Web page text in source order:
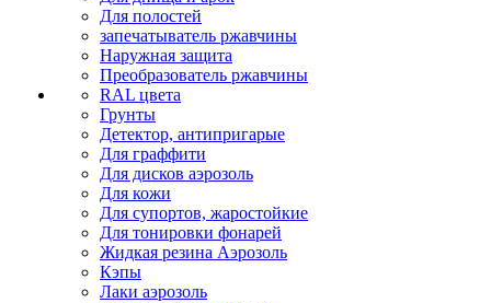
Для полостей
запечатыватель ржавчины
Наружная защита
Преобразователь ржавчины
RAL цвета
Грунты
Детектор, антипригарые
Для граффити
Для дисков аэрозоль
Для кожи
Для супортов, жаростойкие
Для тонировки фонарей
Жидкая резина Аэрозоль
Кэпы
Лаки аэрозоль